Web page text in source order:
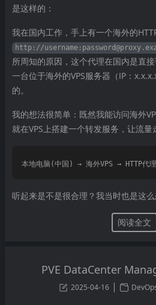
是这样的：
我在国内工作，手上有一个海外的
http://
所周知的原因，这个代理在国内是直
一台位于海外的VPS服务器（IP：
的。
我的想法很简单：既然我能访问海外
就在VPS上搭建一个转发服务，让流量
听起来是不是很合理？我当时也是这么
阅读全文
PVE DataCenter Manager 端
2025-04-16